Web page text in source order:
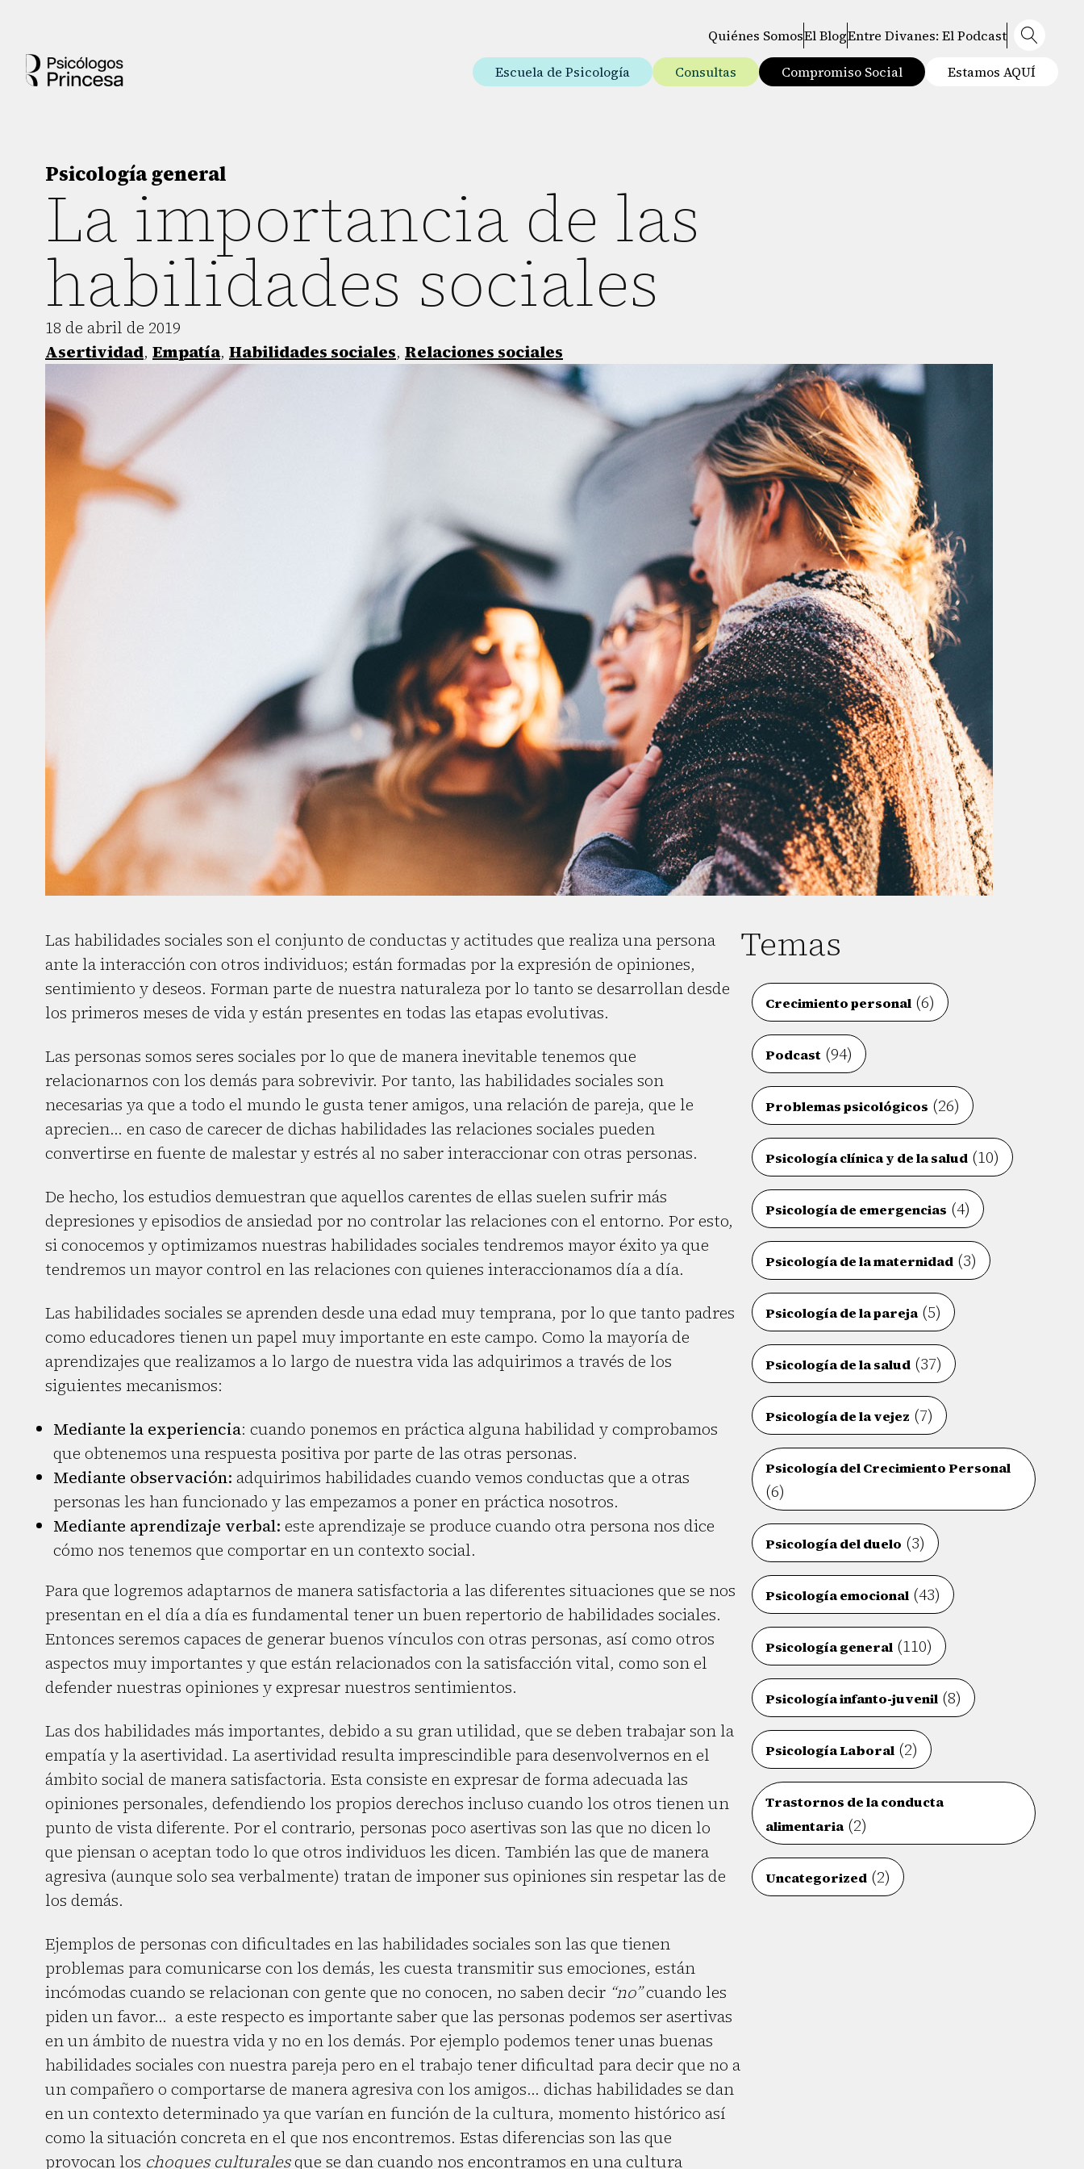
Quiénes SomosEl BlogEntre Divanes: El Podcast
Escuela de Psicología Consultas Compromiso Social Estamos AQUÍ
Psicología general
La importancia de las
habilidades sociales
18 de abril de 2019
Asertividad, Empatía, Habilidades sociales, Relaciones sociales
Las habilidades sociales son el conjunto de conductas y actitudes que realiza una persona
ante la interacción con otros individuos; están formadas por la expresión de opiniones,
sentimiento y deseos. Forman parte de nuestra naturaleza por lo tanto se desarrollan desde
los primeros meses de vida y están presentes en todas las etapas evolutivas.
Las personas somos seres sociales por lo que de manera inevitable tenemos que
relacionarnos con los demás para sobrevivir. Por tanto, las habilidades sociales son
necesarias ya que a todo el mundo le gusta tener amigos, una relación de pareja, que le
aprecien... en caso de carecer de dichas habilidades las relaciones sociales pueden
convertirse en fuente de malestar y estrés al no saber interaccionar con otras personas.
De hecho, los estudios demuestran que aquellos carentes de ellas suelen sufrir más
depresiones y episodios de ansiedad por no controlar las relaciones con el entorno. Por esto,
si conocemos y optimizamos nuestras habilidades sociales tendremos mayor éxito ya que
tendremos un mayor control en las relaciones con quienes interaccionamos día a día.
Las habilidades sociales se aprenden desde una edad muy temprana, por lo que tanto padres
como educadores tienen un papel muy importante en este campo. Como la mayoría de
aprendizajes que realizamos a lo largo de nuestra vida las adquirimos a través de los
siguientes mecanismos:
Mediante la experiencia: cuando ponemos en práctica alguna habilidad y comprobamos
que obtenemos una respuesta positiva por parte de las otras personas.
Mediante observación: adquirimos habilidades cuando vemos conductas que a otras
personas les han funcionado y las empezamos a poner en práctica nosotros.
Mediante aprendizaje verbal: este aprendizaje se produce cuando otra persona nos dice
cómo nos tenemos que comportar en un contexto social.
Para que logremos adaptarnos de manera satisfactoria a las diferentes situaciones que se nos
presentan en el día a día es fundamental tener un buen repertorio de habilidades sociales.
Entonces seremos capaces de generar buenos vínculos con otras personas, así como otros
aspectos muy importantes y que están relacionados con la satisfacción vital, como son el
defender nuestras opiniones y expresar nuestros sentimientos.
Las dos habilidades más importantes, debido a su gran utilidad, que se deben trabajar son la
empatía y la asertividad. La asertividad resulta imprescindible para desenvolvernos en el
ámbito social de manera satisfactoria. Esta consiste en expresar de forma adecuada las
opiniones personales, defendiendo los propios derechos incluso cuando los otros tienen un
punto de vista diferente. Por el contrario, personas poco asertivas son las que no dicen lo
que piensan o aceptan todo lo que otros individuos les dicen. También las que de manera
agresiva (aunque solo sea verbalmente) tratan de imponer sus opiniones sin respetar las de
los demás.
Ejemplos de personas con dificultades en las habilidades sociales son las que tienen
problemas para comunicarse con los demás, les cuesta transmitir sus emociones, están
incómodas cuando se relacionan con gente que no conocen, no saben decir “no”cuando les
piden un favor... a este respecto es importante saber que las personas podemos ser asertivas
en un ámbito de nuestra vida y no en los demás. Por ejemplo podemos tener unas buenas
habilidades sociales con nuestra pareja pero en el trabajo tener dificultad para decir que no a
un compañero o comportarse de manera agresiva con los amigos... dichas habilidades se dan
en un contexto determinado ya que varían en función de la cultura, momento histórico así
como la situación concreta en el que nos encontremos. Estas diferencias son las que
provocan los choques culturalesque se dan cuando nos encontramos en una cultura
Temas
Crecimiento personal (6)
Podcast (94)
Problemas psicológicos (26)
Psicología clínica y de la salud (10)
Psicología de emergencias (4)
Psicología de la maternidad (3)
Psicología de la pareja(5)
Psicología de la salud (37)
Psicología de la vejez (7)
Psicología del Crecimiento Personal
(6)
Psicología del duelo (3)
Psicología emocional (43)
Psicología general (110)
Psicología infanto-juvenil (8)
Psicología Laboral (2)
Trastornos de la conducta
alimentaria(2)
Uncategorized (2)